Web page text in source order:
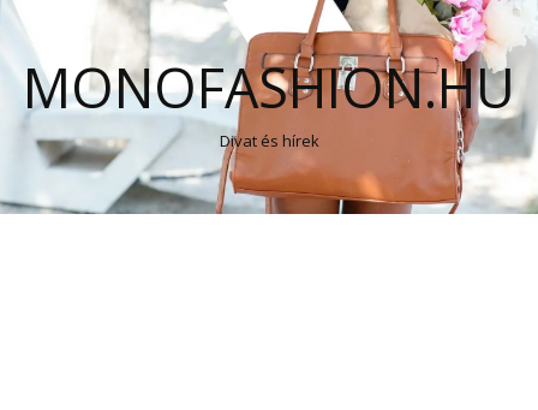
MONOFASHION.HU
Divat és hírek